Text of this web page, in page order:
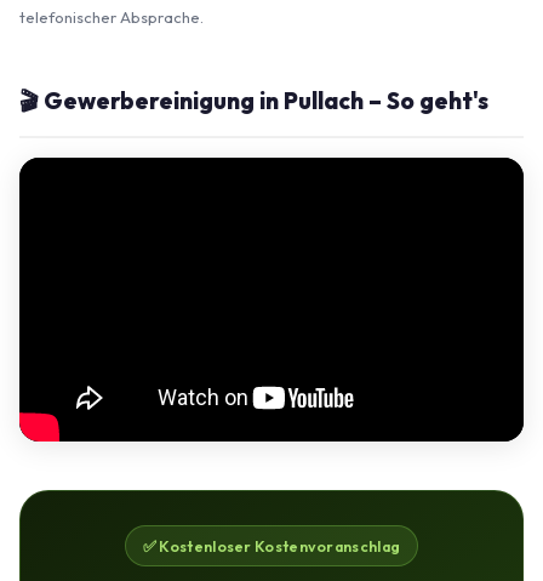
telefonischer Absprache.
🎬 Gewerbereinigung in Pullach – So geht's
✅ Kostenloser Kostenvoranschlag